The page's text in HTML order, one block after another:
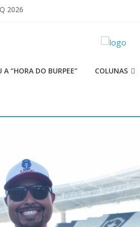
2026
A “HORA DO BURPEE” COLUNAS